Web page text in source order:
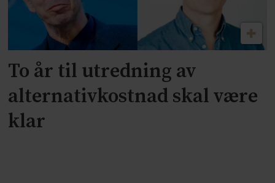
To år til utredning av
alternativkostnad skal være
klar